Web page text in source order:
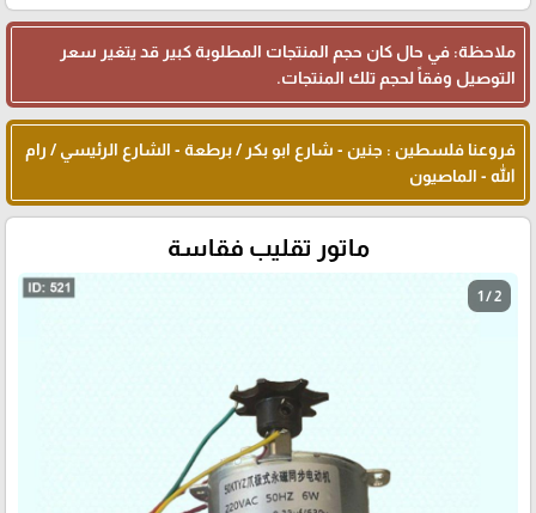
ملاحظة: في حال كان حجم المنتجات المطلوبة كبير قد يتغير سعر
التوصيل وفقاً لحجم تلك المنتجات.
فروعنا فلسطين : جنين - شارع ابو بكر / برطعة - الشارع الرئيسي / رام
الله - الماصيون
ماتور تقليب فقاسة
1 / 2